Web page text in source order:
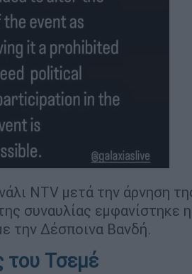
NTV μετά την άρνηση
συναυλίας εμφανίστηκε
την Δέσποινα Βανδή.
του Τσεμέ